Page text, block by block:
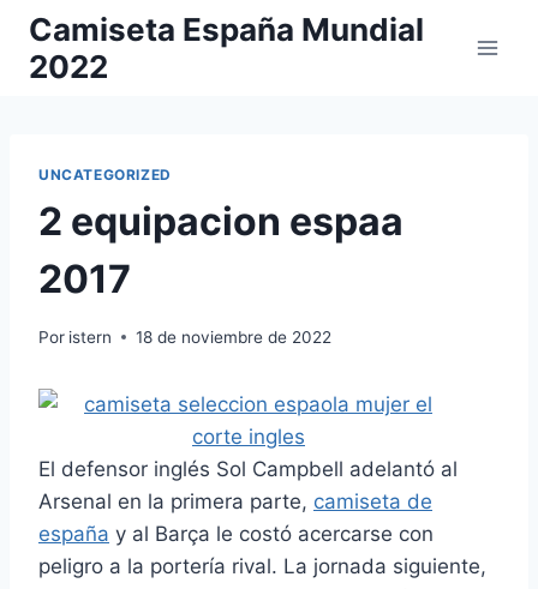
Saltar
contenido
Camiseta España Mundial
2022
UNCATEGORIZED
2 equipacion espaa
2017
Por istern 18 de noviembre de 2022
El defensor inglés Sol Campbell adelantó al
Arsenal en la primera parte, camiseta de
españa y al Barça le costó acercarse con
peligro a la portería rival. La jornada siguiente,